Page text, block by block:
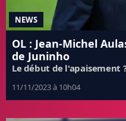
NEWS
OL : Jean-Michel
de Juninho
Le début de l'apaisement
11/11/2023 à 10h04